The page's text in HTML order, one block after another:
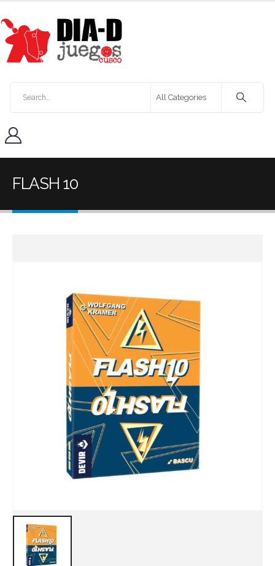
FLASH 10